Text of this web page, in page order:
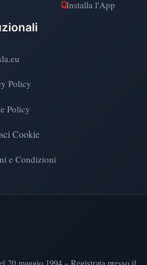
Installa l'App
Policy
Policy
Cookie
e Condizioni